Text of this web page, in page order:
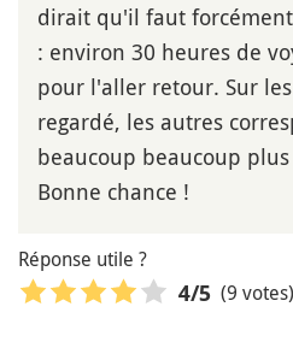
dirait qu'il faut
: environ 30 heures de
pour l'aller retour. Sur
regardé, les autres
beaucoup beaucoup plus
Bonne chance !
Réponse utile ?
4/5 (9 votes)